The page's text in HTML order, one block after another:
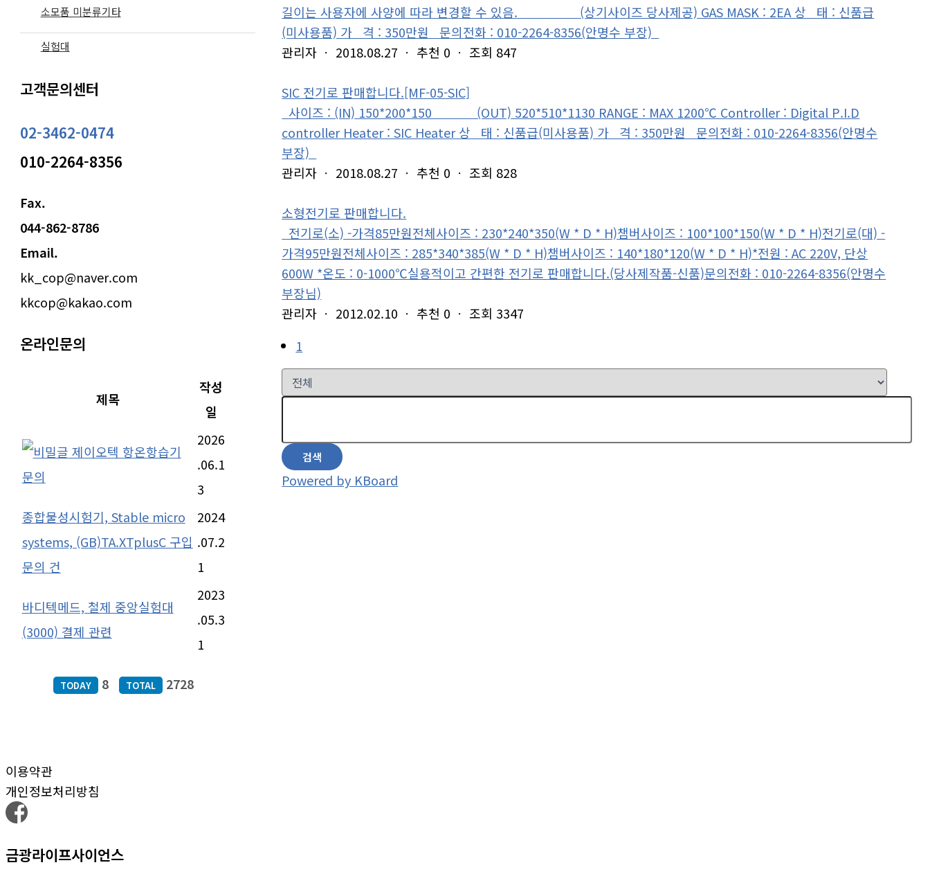
소모품 미분류기타
실험대
고객문의센터
02-3462-0474
010-2264-8356
Fax.
044-862-8786
Email.
kk_cop@naver.com
kkcop@kakao.com
온라인문의
제목
작성
일
제이오텍 항온항습기
문의
2026
.06.1
3
종합물성시험기, Stable micro
systems, (GB)TA.XTplusC 구입
문의 건
2024
.07.2
1
바디텍메드, 철제 중앙실험대
(3000) 결제 관련
2023
.05.3
1
TODAY 8 TOTAL 2728
길이는 사용자에 사양에 따라 변경할 수 있음. (상기사이즈 당사제공) GAS MASK : 2EA 상 태 : 신품급
(미사용품) 가 격 : 350만원 문의전화 : 010-2264-8356(안명수 부장)
관리자 ㆍ 2018.08.27 ㆍ 추천 0 ㆍ 조회 847
SIC 전기로 판매합니다.[MF-05-SIC]
사이즈 : (IN) 150*200*150 (OUT) 520*510*1130 RANGE : MAX 1200℃ Controller : Digital P.I.D
controller Heater : SIC Heater 상 태 : 신품급(미사용품) 가 격 : 350만원 문의전화 : 010-2264-8356(안명수
부장)
관리자 ㆍ 2018.08.27 ㆍ 추천 0 ㆍ 조회 828
소형전기로 판매합니다.
전기로(소) -가격85만원전체사이즈 : 230*240*350(W * D * H)챔버사이즈 : 100*100*150(W * D * H)전기로(대) -
가격95만원전체사이즈 : 285*340*385(W * D * H)챔버사이즈 : 140*180*120(W * D * H)*전원 : AC 220V, 단상
600W *온도 : 0-1000℃실용적이고 간편한 전기로 판매합니다.(당사제작품-신품)문의전화 : 010-2264-8356(안명수
부장님)
관리자 ㆍ 2012.02.10 ㆍ 추천 0 ㆍ 조회 3347
1
검색
Powered by KBoard
이용약관
개인정보처리방침
금광라이프사이언스